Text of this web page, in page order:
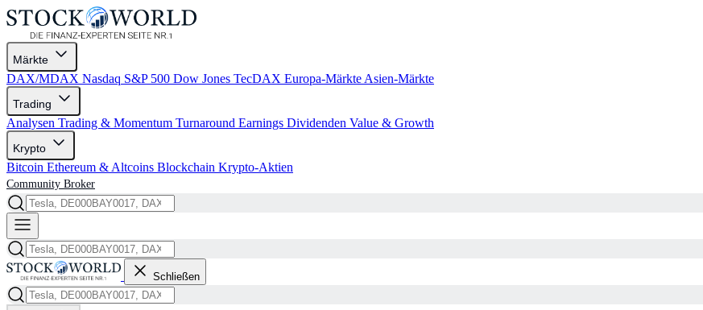
Märkte
DAX/MDAX Nasdaq S&P 500 Dow Jones TecDAX Europa-Märkte Asien-Märkte
Trading
Analysen Trading & Momentum Turnaround Earnings Dividenden Value & Growth
Krypto
Bitcoin Ethereum & Altcoins Blockchain Krypto-Aktien
Community Broker
Schließen